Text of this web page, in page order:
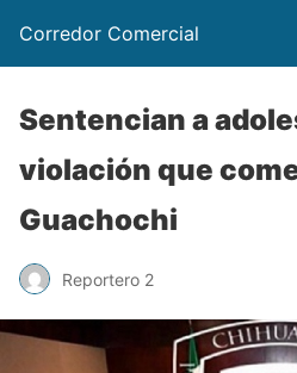
Corredor Comercial
Sentencian a
violación que
Guachochi
Reportero 2